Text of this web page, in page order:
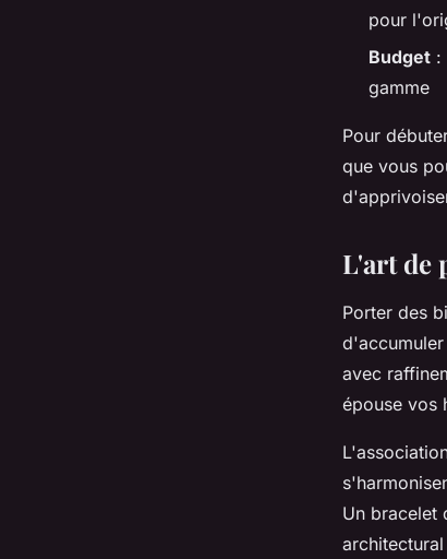
pour
Budget :
gamme
Pour
que vous
L'art de
Porter des
avec
épouse vos
Un bracelet